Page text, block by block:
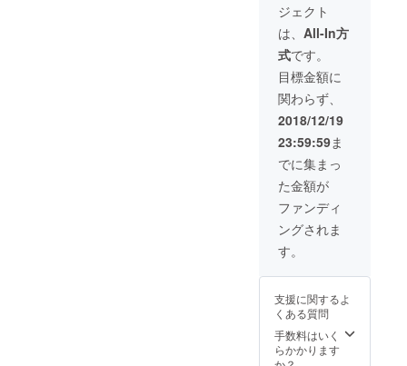
ジェクト
は、 All-In方
式です。
目標金額に
関わらず、
2018/12/19
23:59:59ま
でに集まっ
た金額が
ファンディ
ングされま
す。
支援に関するよ
くある質問
手数料はいく
らかかります